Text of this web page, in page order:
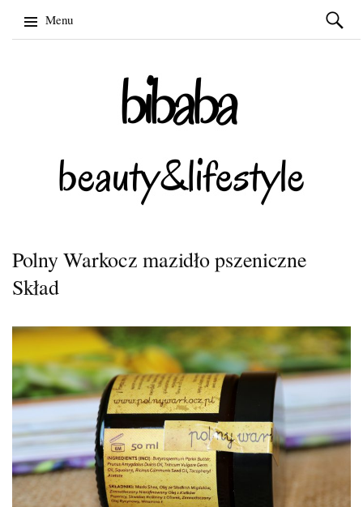
Menu
Szukaj:
Polny Warkocz mazidło pszeniczne
Skład